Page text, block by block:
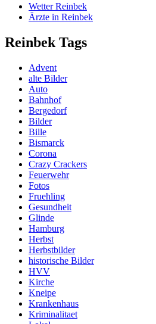
Wetter Reinbek
Ärzte in Reinbek
Reinbek Tags
Advent
alte Bilder
Auto
Bahnhof
Bergedorf
Bilder
Bille
Bismarck
Corona
Crazy Crackers
Feuerwehr
Fotos
Fruehling
Gesundheit
Glinde
Hamburg
Herbst
Herbstbilder
historische Bilder
HVV
Kirche
Kneipe
Krankenhaus
Kriminalitaet